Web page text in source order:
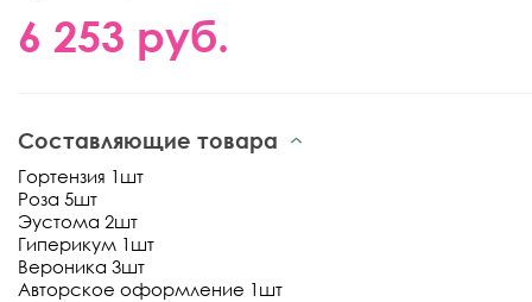
6 253 руб.
Составляющие товара
Гортензия 1шт
Роза 5шт
Эустома 2шт
Гиперикум 1шт
Вероника 3шт
Авторское оформление 1шт